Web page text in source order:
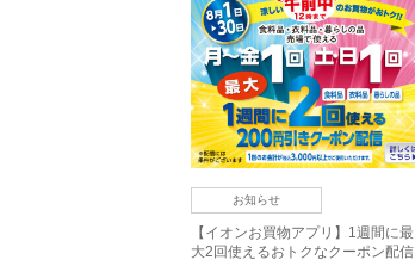
お知らせ
【イオンお買物アプリ】1週間に最
大2回使えるおトクなクーポン配信